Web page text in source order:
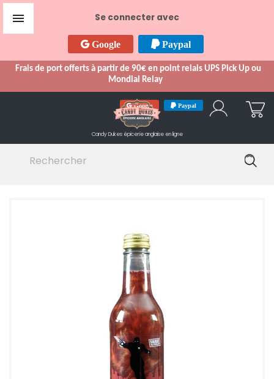
Se connecter avec
Google Paypal
Frais de port offerts à partir de 90€ en point relais UPS Pick Up ou
Mondial Relay

Google Paypal
Candy Dukes épicerie anglaise en ligne